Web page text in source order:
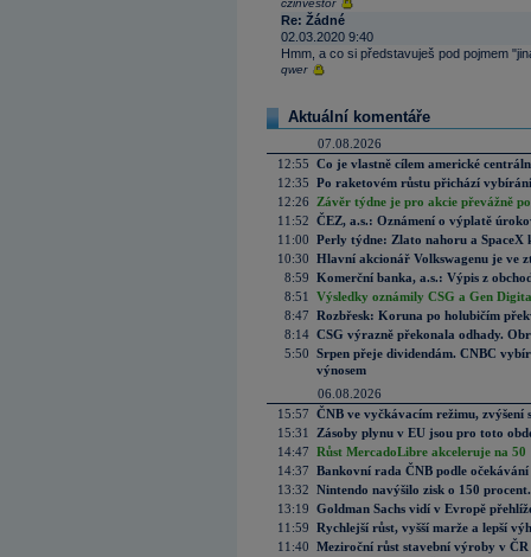
czinvestor
Re: Žádné
02.03.2020 9:40
Hmm, a co si představuješ pod pojmem
qwer
Aktuální komentáře
07.08.2026
12:55 Co je vlastně cílem americké
12:35 Po raketovém růstu přichází
12:26
Závěr týdne je pro akcie převážně
11:52 ČEZ, a.s.: Oznámení o výplatě
11:00 Perly týdne: Zlato nahoru a SpaceX
10:30 Hlavní akcionář Volkswagenu je ve
8:59 Komerční banka, a.s.: Výpis z
8:51
Výsledky oznámily CSG a Gen
8:47 Rozbřesk: Koruna po holubičím
8:14 CSG výrazně překonala odhady.
5:50 Srpen přeje dividendám. CNBC
výnosem
06.08.2026
15:57 ČNB ve vyčkávacím režimu, zvýšení
15:31
Zásoby plynu v EU jsou pro toto
14:47 Růst MercadoLibre akceleruje na
14:37 Bankovní rada ČNB podle
13:32 Nintendo navýšilo zisk o 150
13:19 Goldman Sachs vidí v Evropě
11:59 Rychlejší růst, vyšší marže a lepší
11:40 Meziroční růst stavební výroby v